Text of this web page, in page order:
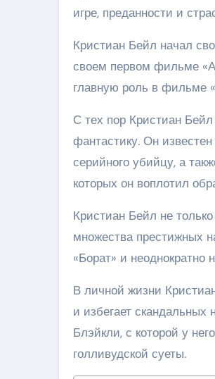
игре, преданности и
Кристиан Бейл начал
своем первом фильме
главную роль в фильме
С тех пор Кристиан
фантастику. Он
серийного убийцу, а
которых он воплотил
Кристиан Бейл не
множества престижных
«Борат» и неоднократно
В личной жизни
и избегает
Блэйкли, с которой у
голливудской суеты.